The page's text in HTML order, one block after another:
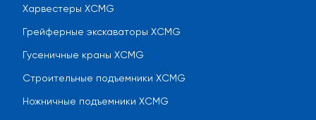
Харвестеры XCMG
Грейферные экскаваторы XCMG
Гусеничные краны XCMG
Строительные подъемники XCMG
Ножничные подъемники XCMG